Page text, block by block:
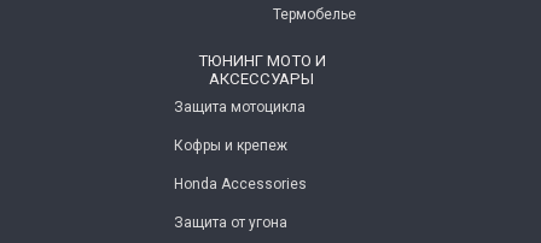
Термобелье
ТЮНИНГ МОТО И
АКСЕССУАРЫ
Защита мотоцикла
Кофры и крепеж
Honda Accessories
Защита от угона